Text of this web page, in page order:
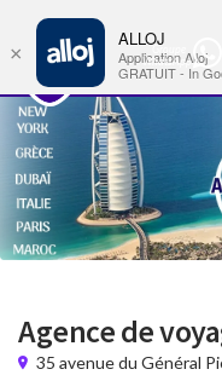
Groupe
WhatsApp
Agence de
35 avenue du Général
×
ALLOJ
Application Alloj
GRATUIT - In